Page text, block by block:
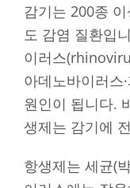
감기는 200종
도 감염 질환입
이러스
아데노바이러스
원인이 됩니다.
생제는 감기에
항생제는 세균(